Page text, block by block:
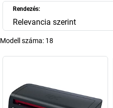
Rendezés:
Relevancia szerint
Modell száma: 18